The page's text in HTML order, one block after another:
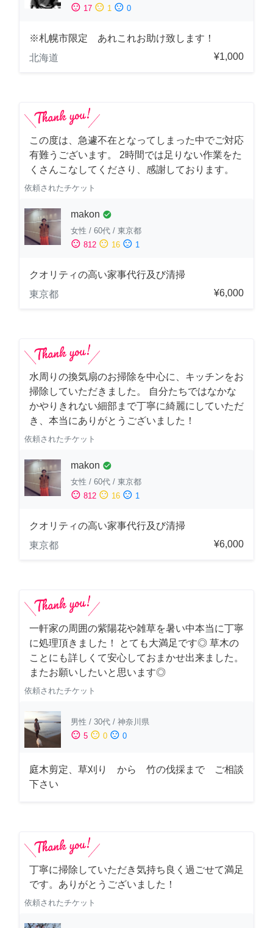
sentiment_satisfied 17 sentiment_neutral 1 sentiment_dissatisfied 0
※札幌市限定 あれこれお助け致します！
北海道
¥1,000
この度は、急遽不在となってしまった中でご対応
有難うございます。 2時間では足りない作業をた
くさんこなしてくださり、感謝しております。
依頼されたチケット
makon check_circle
女性 / 60代 / 東京都
sentiment_satisfied 812 sentiment_neutral 16 sentiment_dissatisfied 1
クオリティの高い家事代行及び清掃
東京都
¥6,000
水周りの換気扇のお掃除を中心に、キッチンをお
掃除していただきました。 自分たちではなかな
かやりきれない細部まで丁寧に綺麗にしていただ
き、本当にありがとうございました！
依頼されたチケット
makon check_circle
女性 / 60代 / 東京都
sentiment_satisfied 812 sentiment_neutral 16 sentiment_dissatisfied 1
クオリティの高い家事代行及び清掃
東京都
¥6,000
一軒家の周囲の紫陽花や雑草を暑い中本当に丁寧
に処理頂きました！ とても大満足です◎ 草木の
ことにも詳しくて安心しておまかせ出来ました。
またお願いしたいと思います◎
依頼されたチケット
男性 / 30代 / 神奈川県
sentiment_satisfied 5 sentiment_neutral 0 sentiment_dissatisfied 0
庭木剪定、草刈り から 竹の伐採まで ご相談
下さい
丁寧に掃除していただき気持ち良く過ごせて満足
です。ありがとうございました！
依頼されたチケット